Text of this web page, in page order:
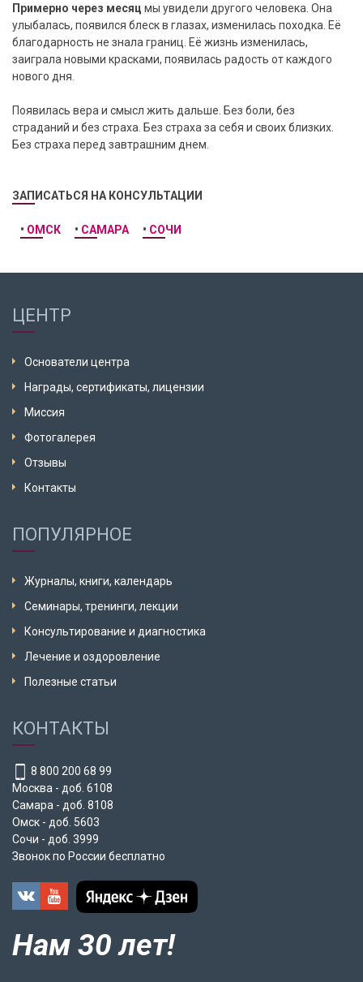
Примерно через месяц мы увидели другого человека. Она
улыбалась, появился блеск в глазах, изменилась походка. Её
благодарность не знала границ. Её жизнь изменилась,
заиграла новыми красками, появилась радость от каждого
нового дня.
Появилась вера и смысл жить дальше. Без боли, без
страданий и без страха. Без страха за себя и своих близких.
Без страха перед завтрашним днем.
ЗАПИСАТЬСЯ НА КОНСУЛЬТАЦИИ
• ОМСК • САМАРА • СОЧИ
ЦЕНТР
Основатели центра
Награды, сертификаты, лицензии
Миссия
Фотогалерея
Отзывы
Контакты
ПОПУЛЯРНОЕ
Журналы, книги, календарь
Семинары, тренинги, лекции
Консультирование и диагностика
Лечение и оздоровление
Полезные статьи
КОНТАКТЫ
8 800 200 68 99
Москва - доб. 6108
Самара - доб. 8108
Омск - доб. 5603
Сочи - доб. 3999
Звонок по России бесплатно
Нам 30 лет!